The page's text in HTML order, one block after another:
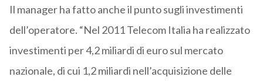
Il manager ha fatto anche il punto sugli investimenti
dell’operatore. “Nel 2011 Telecom Italia ha realizzato
investimenti per 4,2 miliardi di euro sul mercato
nazionale, di cui 1,2 miliardi nell’acquisizione delle